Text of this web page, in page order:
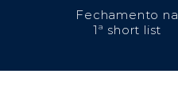
Fechamento na
1ª short list